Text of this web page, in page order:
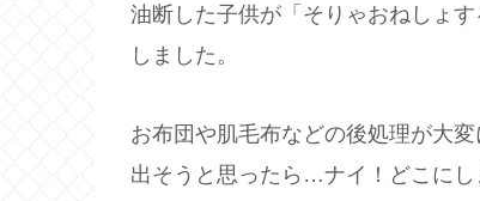
油断した子供が「そりゃおねしょ
しました。
お布団や肌毛布などの後処理が大
出そうと思ったら…ナイ！どこにし